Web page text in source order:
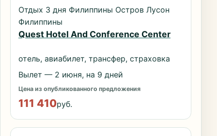
Отдых 3 дня Филиппины Остров Лусон
Филиппины
Quest Hotel And Conference Center
отель, авиабилет, трансфер, страховка
Вылет — 2 июня, на 9 дней
Цена из опубликованного предложения
111 410руб.